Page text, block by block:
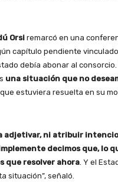
Orsiremarcó en una
capítulo pendiente
debía abonar al consorcio.
una situación que no
estuviera resuelta en su
adjetivar, ni atribuir
decimos que, lo
que resolver ahora . Y el
situación”, señaló.